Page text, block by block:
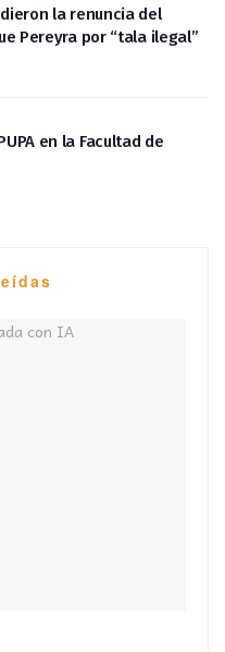
la renuncia del
Pereyra por “tala ilegal”
en la Facultad de